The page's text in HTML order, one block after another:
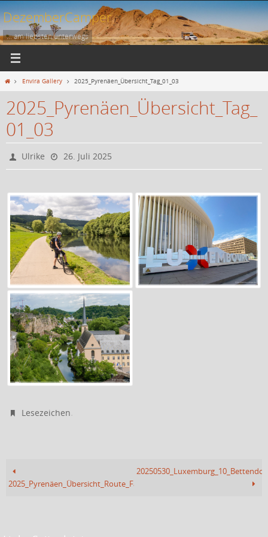
Zum
Inhalt
springen
DezemberCamper
... am liebsten unterwegs
StartEnvira Gallery 2025_Pyrenäen_Übersicht_Tag_01_03
2025_Pyrenäen_Übersicht_Tag_
01_03
Ulrike 26. Juli 2025
Lesezeichen.
2025_Pyrenäen_Übersicht_Route_Fazit